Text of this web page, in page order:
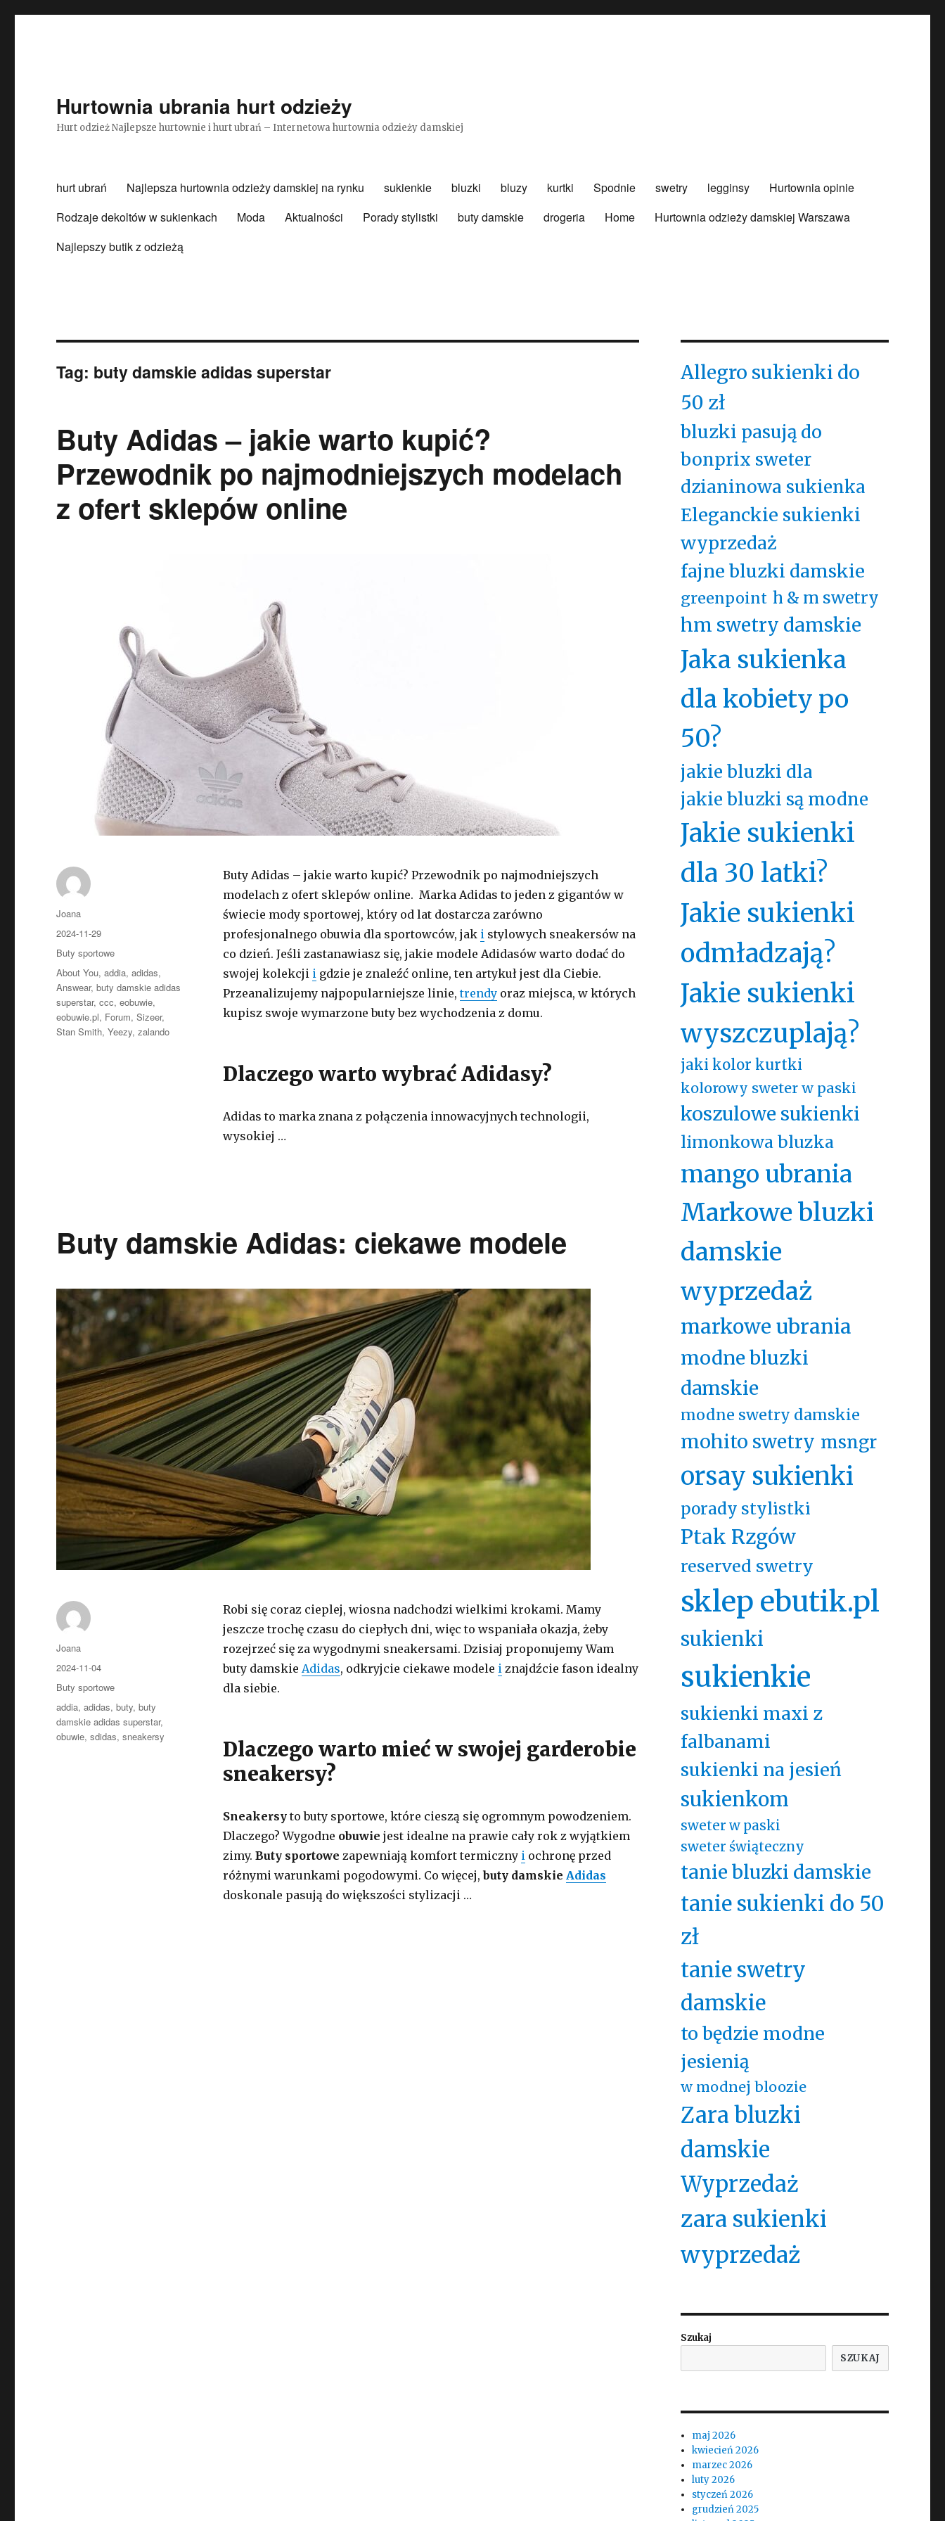
Hurtownia ubrania hurt odzieży
Hurt odzież Najlepsze hurtownie i hurt ubrań – Internetowa hurtownia odzieży damskiej
hurt ubrań Najlepsza hurtownia odzieży damskiej na rynku sukienkie bluzki bluzy kurtki Spodnie swetry legginsy
Hurtownia opinie
Rodzaje dekoltów w sukienkach
Moda Aktualności Porady stylistki buty damskie drogeria Home
Hurtownia odzieży damskiej Warszawa
Najlepszy butik z odzieżą
Tag: buty damskie adidas superstar
Buty Adidas – jakie warto kupić?
Przewodnik po najmodniejszych modelach
z ofert sklepów online
Buty Adidas – jakie warto kupić? Przewodnik po najmodniejszych
modelach z ofert sklepów online. Marka Adidas to jeden z gigantów w
świecie mody sportowej, który od lat dostarcza zarówno
profesjonalnego obuwia dla sportowców, jak istylowych sneakersów na
co dzień. Jeśli zastanawiasz się, jakie modele Adidasów warto dodać do
swojej kolekcji igdzie je znaleźć online, ten artykuł jest dla Ciebie.
Przeanalizujemy najpopularniejsze linie,trendyoraz miejsca, w których
kupisz swoje wymarzone buty bez wychodzenia z domu.
Dlaczego warto wybrać Adidasy?
Adidas to marka znana z połączenia innowacyjnych technologii,
wysokiej …
Autor
Joana
Opublikowano
2024-11-29
Kategorie
Buty sportowe
Tagi
About You,addia,adidas,
Answear,buty damskie adidas
superstar,ccc,eobuwie,
eobuwie.pl, Forum,Sizeer,
Stan Smith,Yeezy,zalando
Buty damskie Adidas: ciekawe modele
Robi się coraz cieplej, wiosna nadchodzi wielkimi krokami. Mamy
jeszcze trochę czasu do ciepłych dni, więc to wspaniała okazja, żeby
rozejrzeć się za wygodnymi sneakersami. Dzisiaj proponujemy Wam
buty damskie Adidas, odkryjcie ciekawe modele iznajdźcie fason idealny
dla siebie.
Dlaczego warto mieć w swojej garderobie
sneakersy?
Sneakersyto buty sportowe, które cieszą się ogromnym powodzeniem.
Dlaczego? Wygodne obuwie jest idealne na prawie cały rok z wyjątkiem
zimy. Buty sportowe zapewniają komfort termiczny iochronę przed
różnymi warunkami pogodowymi. Co więcej,buty damskie Adidas
doskonale pasują do większości stylizacji …
Autor
Joana
Opublikowano
2024-11-04
Kategorie
Buty sportowe
Tagi
addia,adidas,buty,buty
damskie adidas superstar,
obuwie,sdidas,sneakersy
Allegro sukienki do
50 zł
bluzki pasują do
bonprix sweter
dzianinowa sukienka
Eleganckie sukienki
wyprzedaż
fajne bluzki damskie
greenpoint h & m swetry
hm swetry damskie
Jaka sukienka
dla kobiety po
50?
jakie bluzki dla
jakie bluzki są modne
Jakie sukienki
dla 30 latki?
Jakie sukienki
odmładzają?
Jakie sukienki
wyszczuplają?
jaki kolor kurtki
kolorowy sweter w paski
koszulowe sukienki
limonkowa bluzka
mango ubrania
Markowe bluzki
damskie
wyprzedaż
markowe ubrania
modne bluzki
damskie
modne swetry damskie
mohito swetry msngr
orsay sukienki
porady stylistki
Ptak Rzgów
reserved swetry
sklep ebutik.pl
sukienki
sukienkie
sukienki maxi z
falbanami
sukienki na jesień
sukienkom
sweter w paski
sweter świąteczny
tanie bluzki damskie
tanie sukienki do 50
zł
tanie swetry
damskie
to będzie modne
jesienią
w modnej bloozie
Zara bluzki
damskie
Wyprzedaż
zara sukienki
wyprzedaż
Szukaj
SZUKAJ
maj 2026
kwiecień 2026
marzec 2026
luty 2026
styczeń 2026
grudzień 2025